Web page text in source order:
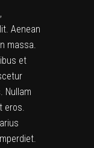
Aenean
massa.
et
Nullam
eros.